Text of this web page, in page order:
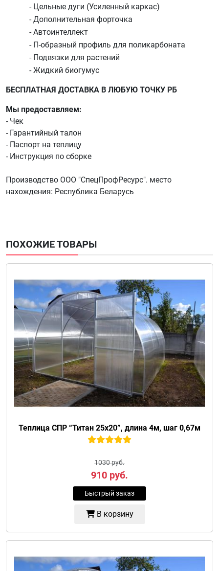
- Цельные дуги (Усиленный каркас)
- Дополнительная форточка
- Автоинтеллект
- П-образный профиль для поликарбоната
- Подвязки для растений
- Жидкий биогумус
БЕСПЛАТНАЯ ДОСТАВКА В ЛЮБУЮ ТОЧКУ РБ
Мы предоставляем:
- Чек
- Гарантийный талон
- Паспорт на теплицу
- Инструкция по сборке
Производство ООО "СпецПрофРесурс". место
нахождения: Республика Беларусь
ПОХОЖИЕ ТОВАРЫ
Теплица СПР “Титан 25х20”, длина 4м, шаг 0,67м
1030 руб.
910 руб.
Быстрый заказ
В корзину